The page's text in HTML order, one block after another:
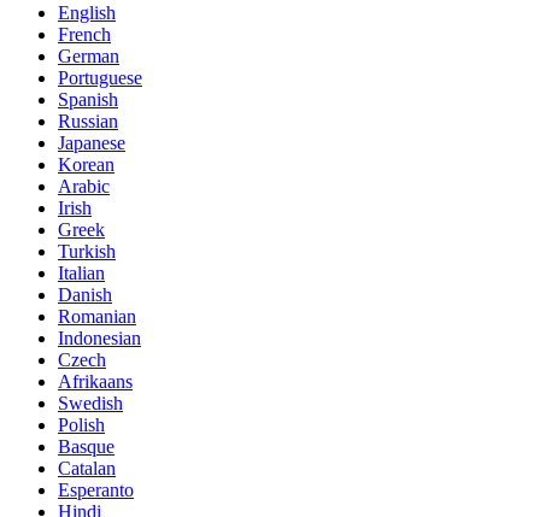
English
French
German
Portuguese
Spanish
Russian
Japanese
Korean
Arabic
Irish
Greek
Turkish
Italian
Danish
Romanian
Indonesian
Czech
Afrikaans
Swedish
Polish
Basque
Catalan
Esperanto
Hindi